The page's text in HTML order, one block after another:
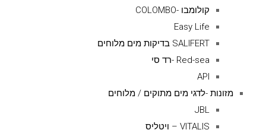
קולומבו -COLOMBO
Easy Life
SALIFERT בדיקות מים מלוחים
Red-sea -רד סי
API
מזונות -לדגי מים מתוקים / מלוחים
JBL
VITALIS – ויטליס